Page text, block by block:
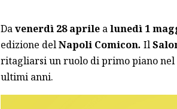
Davenerdì 28 aprilealunedì 1
edizione delNapoli Comicon. Il
ritagliarsi un ruolo di primo piano
ultimi anni.